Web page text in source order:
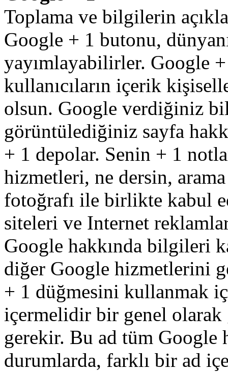
Toplama ve bilgilerin
Google + 1 butonu,
yayımlayabilirler. Google +
kullanıcıların içerik
olsun. Google verdiğiniz
görüntülediğiniz sayfa
+ 1 depolar. Senin + 1
hizmetleri, ne dersin, arama
fotoğrafı ile birlikte kabul
siteleri ve Internet
Google hakkında bilgileri
diğer Google hizmetlerini
+ 1 düğmesini kullanmak
içermelidir bir genel olarak
gerekir. Bu ad tüm Google
durumlarda, farklı bir ad